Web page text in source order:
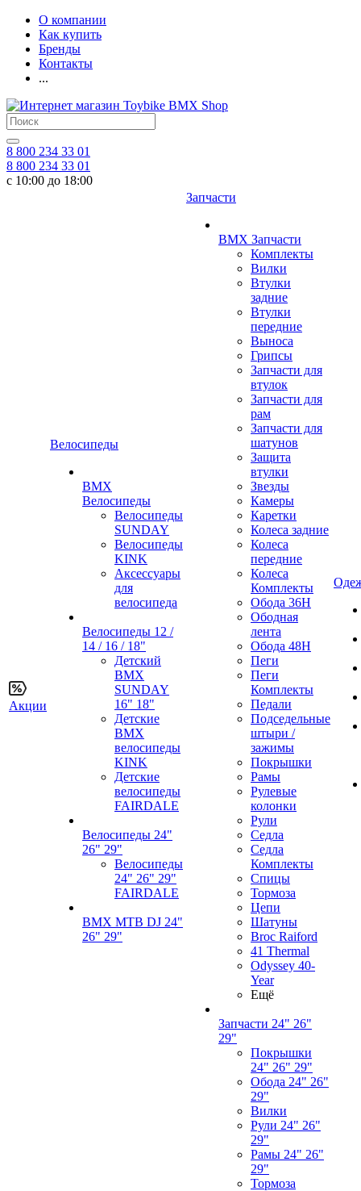
О компании
Как купить
Бренды
Контакты
...
8 800 234 33 01
8 800 234 33 01
с 10:00 до 18:00
Акции
Велосипеды
BMX
Велосипеды
Велосипеды
SUNDAY
Велосипеды
KINK
Аксессуары
для
велосипеда
Велосипеды 12 /
14 / 16 / 18"
Детский
BMX
SUNDAY
16" 18"
Детские
BMX
велосипеды
KINK
Детские
велосипеды
FAIRDALE
Велосипеды 24"
26" 29"
Велосипеды
24" 26" 29"
FAIRDALE
BMX MTB DJ 24"
26" 29"
Запчасти
BMX Запчасти
Комплекты
Вилки
Втулки
задние
Втулки
передние
Выноса
Грипсы
Запчасти для
втулок
Запчасти для
рам
Запчасти для
шатунов
Защита
втулки
Звезды
Камеры
Каретки
Колеса задние
Колеса
передние
Колеса
Комплекты
Обода 36H
Ободная
лента
Обода 48H
Пеги
Пеги
Комплекты
Педали
Подседельные
штыри /
зажимы
Покрышки
Рамы
Рулевые
колонки
Рули
Седла
Седла
Комплекты
Спицы
Тормоза
Цепи
Шатуны
Broc Raiford
41 Thermal
Odyssey 40-
Year
Ещё
Запчасти 24" 26"
29"
Покрышки
24" 26" 29"
Обода 24" 26"
29"
Вилки
Рули 24" 26"
29"
Рамы 24" 26"
29"
Тормоза